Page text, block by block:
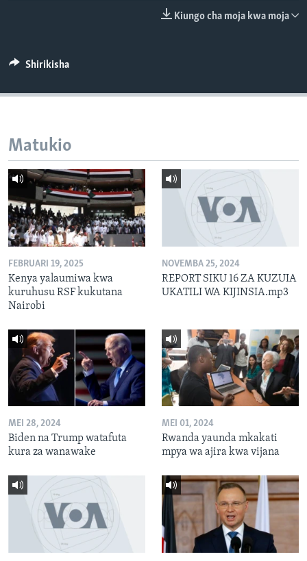
Kiungo cha moja kwa moja
Shirikisha
Matukio
FEBRUARI 19, 2025
Kenya yalaumiwa kwa
kuruhusu RSF kukutana
Nairobi
NOVEMBA 25, 2024
REPORT SIKU 16 ZA KUZUIA
UKATILI WA KIJINSIA.mp3
MEI 28, 2024
Biden na Trump watafuta
kura za wanawake
MEI 01, 2024
Rwanda yaunda mkakati
mpya wa ajira kwa vijana